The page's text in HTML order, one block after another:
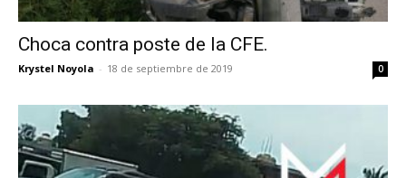
Choca contra poste de la CFE.
Krystel Noyola - 18 de septiembre de 2019 0